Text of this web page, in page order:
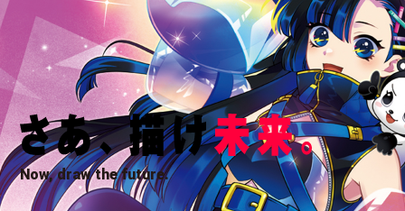
Now, draw the future.